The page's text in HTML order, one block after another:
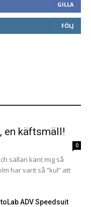
GILLA
FÖLJ
en käftsmäll!
0
sällan känt mig så
har varit så ”kul” att
ADV Speedsuit